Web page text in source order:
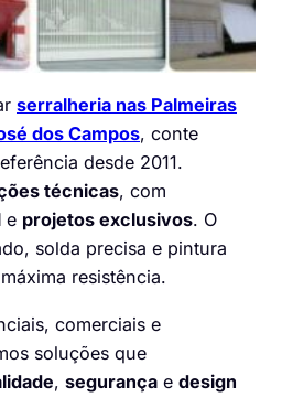
serralheria nas Palmeiras
dos Campos, conte
desde 2011.
técnicas, com
e projetos exclusivos. O
solda precisa e pintura
resistência.
comerciais e
soluções que
, segurança e design